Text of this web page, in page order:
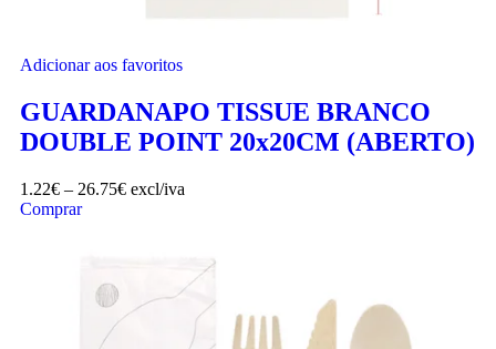
Adicionar aos favoritos
GUARDANAPO TISSUE BRANCO
DOUBLE POINT 20x20CM (ABERTO)
1.22€ – 26.75€ excl/iva
Comprar